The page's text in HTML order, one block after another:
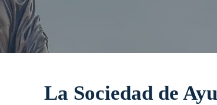
La Sociedad de